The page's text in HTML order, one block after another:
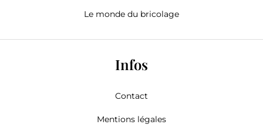
Le monde du bricolage
Infos
Contact
Mentions légales